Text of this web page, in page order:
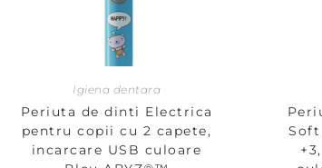
Igiena dentara
Periuta de dinti Electrica
pentru copii cu 2 capete,
incarcare USB culoare
Soft